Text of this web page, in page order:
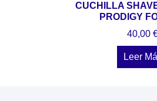
CUCHILLA
PRODIGY
40,00
Leer